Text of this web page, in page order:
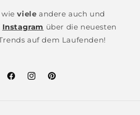
wieviele andere auch und
Instagram über die neuesten
auf dem Laufenden!
FacebookInstagramPinterest